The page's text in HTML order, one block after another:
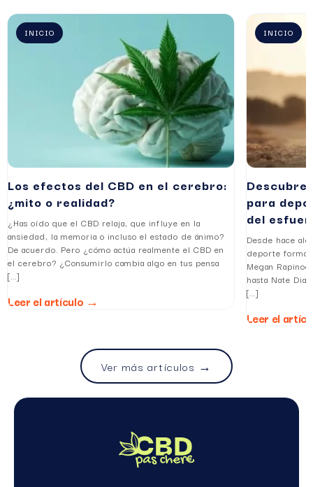
INICIO
Los efectos del CBD en el cerebro:
¿mito o realidad?
¿Has oído que el CBD relaja, que influye en la
ansiedad, la memoria o incluso el estado de ánimo?
De acuerdo. Pero ¿cómo actúa realmente el CBD en
el cerebro? ¿Consumirlo cambia algo en tus pensa
[...]
Leer el artículo →
INICIO
Descubre
para
del
Desde hace
deporte
Megan
hasta Nate
[...]
Leer el
Ver más artículos →